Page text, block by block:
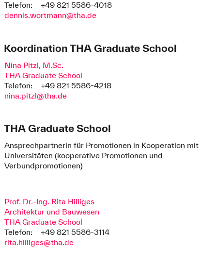
Telefon:
+49 821 5586-4018
dennis.wortmann@tha.de
Koordination THA Graduate School
Nina Pitzl, M.Sc.
THA Graduate School
Telefon:
+49 821 5586-4218
nina.pitzl@tha.de
THA Graduate School
Ansprechpartnerin für Promotionen in Kooperation mit
Universitäten (kooperative Promotionen und
Verbundpromotionen)
Prof. Dr.-Ing. Rita Hilliges
Architektur und Bauwesen
THA Graduate School
Telefon:
+49 821 5586-3114
rita.hilliges@tha.de